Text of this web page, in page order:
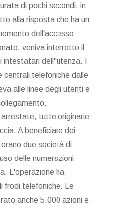
di pochi secondi, in
alla risposta che ha un
dell'accesso
veniva interrotto il
dell"utenza. I
centrali telefoniche dalle
alle linee degli utenti e
tutte originarie
A beneficiare dei
due società di
delle numerazioni
L'operazione ha
frodi telefoniche. Le
anche 5.000 azioni e